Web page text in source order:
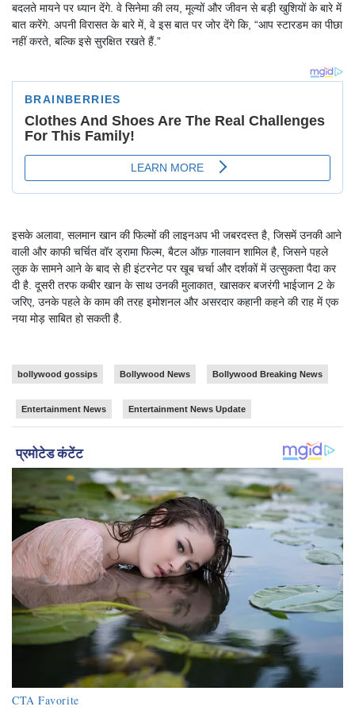
बदलते मायने पर ध्यान देंगे. वे सिनेमा की लय, मूल्यों और जीवन से बड़ी खुशियों के बारे में
बात करेंगे. अपनी विरासत के बारे में, वे इस बात पर जोर देंगे कि, “आप स्टारडम का पीछा
नहीं करते, बल्कि इसे सुरक्षित रखते हैं.”
इसके अलावा, सलमान खान की फिल्मों की लाइनअप भी जबरदस्त है, जिसमें उनकी आने
वाली और काफी चर्चित वॉर ड्रामा फिल्म, बैटल ऑफ़ गालवान शामिल है, जिसने पहले
लुक के सामने आने के बाद से ही इंटरनेट पर खूब चर्चा और दर्शकों में उत्सुकता पैदा कर
दी है. दूसरी तरफ कबीर खान के साथ उनकी मुलाकात, खासकर बजरंगी भाईजान 2 के
जरिए, उनके पहले के काम की तरह इमोशनल और असरदार कहानी कहने की राह में एक
नया मोड़ साबित हो सकती है.
bollywood gossips Bollywood News Bollywood Breaking News
Entertainment News Entertainment News Update